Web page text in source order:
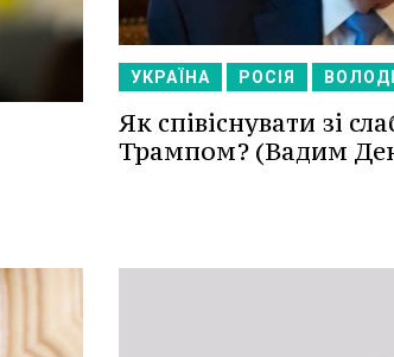
УКРАЇНА РОСІЯ
Як співіснувати зі
Трампом? (Вадим